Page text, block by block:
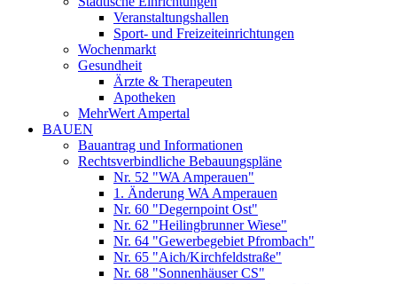
Veranstaltungshallen
Sport- und Freizeiteinrichtungen
Wochenmarkt
Gesundheit
Ärzte & Therapeuten
Apotheken
MehrWert Ampertal
BAUEN
Bauantrag und Informationen
Rechtsverbindliche Bebauungspläne
Nr. 52 "WA Amperauen"
1. Änderung WA Amperauen
Nr. 60 "Degernpoint Ost"
Nr. 62 "Heilingbrunner Wiese"
Nr. 64 "Gewerbegebiet Pfrombach"
Nr. 65 "Aich/Kirchfeldstraße"
Nr. 68 "Sonnenhäuser CS"